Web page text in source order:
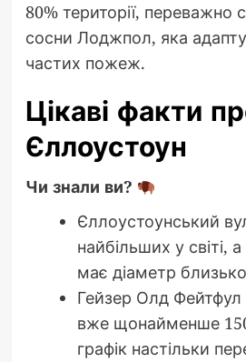
80% території, переважно
сосни Лоджпол, яка
частих пожеж.
Цікаві факти
Єллоустоун
Чи знали ви?
Єллоустоунський
найбільших у світі,
має діаметр
Гейзер Олд Фейтфул
вже щонайменше 150
графік настільки